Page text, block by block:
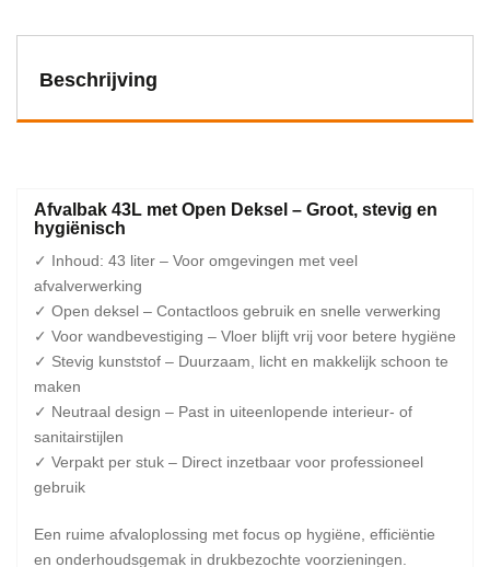
Beschrijving
Afvalbak 43L met Open Deksel – Groot, stevig en
hygiënisch
✓ Inhoud: 43 liter – Voor omgevingen met veel
afvalverwerking
✓ Open deksel – Contactloos gebruik en snelle verwerking
✓ Voor wandbevestiging – Vloer blijft vrij voor betere hygiëne
✓ Stevig kunststof – Duurzaam, licht en makkelijk schoon te
maken
✓ Neutraal design – Past in uiteenlopende interieur- of
sanitairstijlen
✓ Verpakt per stuk – Direct inzetbaar voor professioneel
gebruik
Een ruime afvaloplossing met focus op hygiëne, efficiëntie
en onderhoudsgemak in drukbezochte voorzieningen.